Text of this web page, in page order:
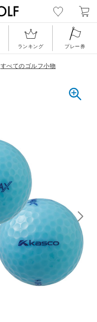
ランキング プレー券
すべてのゴルフ小物